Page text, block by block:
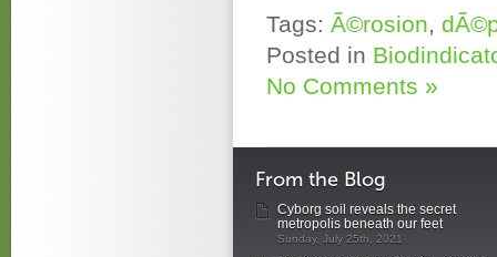
Tags: Ã©rosion,
Posted in
No Comments »
From the Blog
Cyborg soil reveals the secret
metropolis beneath our feet
Sunday, July 25th, 2021